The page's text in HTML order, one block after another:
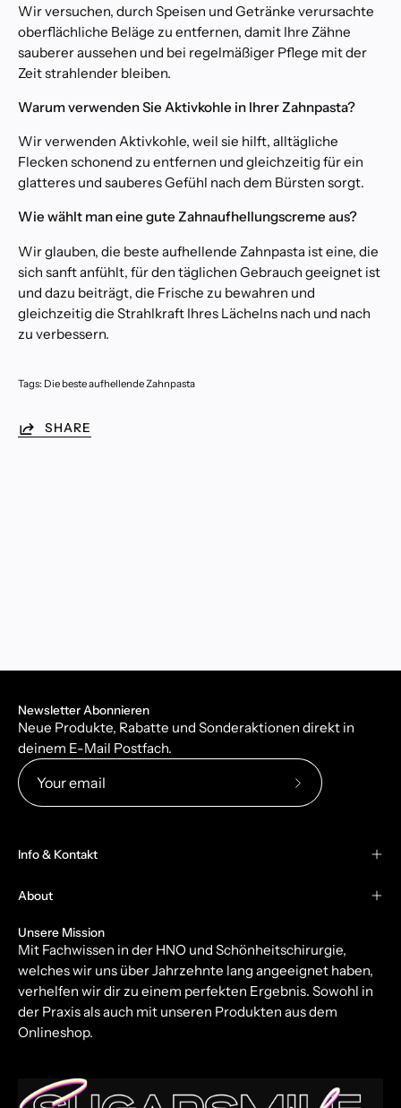
Wir versuchen, durch Speisen und Getränke verursachte
oberflächliche Beläge zu entfernen, damit Ihre Zähne
sauberer aussehen und bei regelmäßiger Pflege mit der
Zeit strahlender bleiben.
Warum verwenden Sie Aktivkohle in Ihrer Zahnpasta?
Wir verwenden Aktivkohle, weil sie hilft, alltägliche
Flecken schonend zu entfernen und gleichzeitig für ein
glatteres und sauberes Gefühl nach dem Bürsten sorgt.
Wie wählt man eine gute Zahnaufhellungscreme aus?
Wir glauben, die beste aufhellende Zahnpasta ist eine, die
sich sanft anfühlt, für den täglichen Gebrauch geeignet ist
und dazu beiträgt, die Frische zu bewahren und
gleichzeitig die Strahlkraft Ihres Lächelns nach und nach
zu verbessern.
Tags: Die beste aufhellende Zahnpasta
SHARE
e
i
n
N
h
e
B
S
E
W
b
m
a
Newsletter Abonnieren
Neue Produkte, Rabatte und Sonderaktionen direkt in
deinem E-Mail Postfach.
Subscribe
Info & Kontakt
About
Unsere Mission
Mit Fachwissen in der HNO und Schönheitschirurgie,
welches wir uns über Jahrzehnte lang angeeignet haben,
verhelfen wir dir zu einem perfekten Ergebnis. Sowohl in
der Praxis als auch mit unseren Produkten aus dem
Onlineshop.